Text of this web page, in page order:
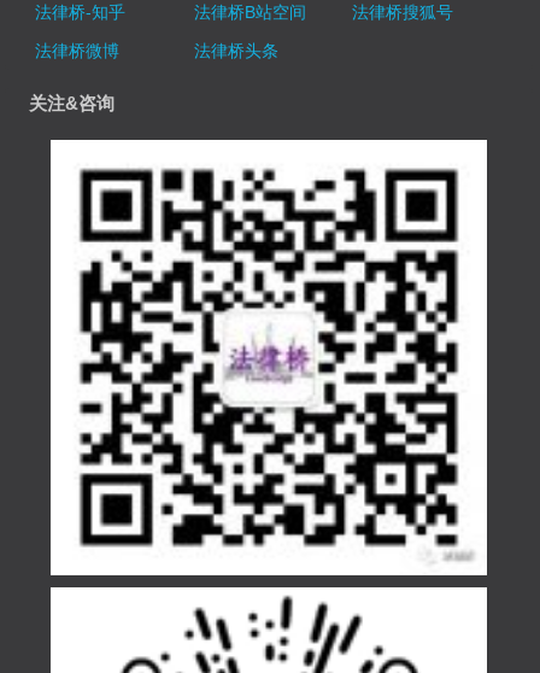
法律桥-知乎
法律桥B站空间
法律桥搜狐号
法律桥微博
法律桥头条
关注&咨询